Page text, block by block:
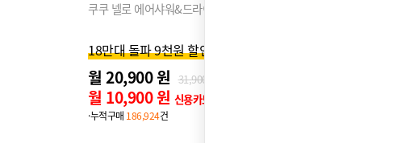
쿠쿠 넬로 에어샤워&드라이룸
18만대 돌파 9천원 할인
월 20,900 원 31,900원
월 10,900 원 신용카드 할인가
·누적구매 186,924건